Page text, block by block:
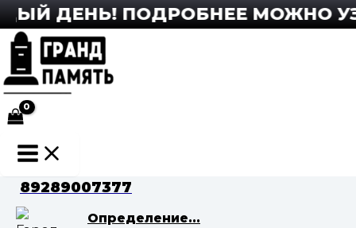
Перейти
к
содержимому
ДЕНЬ! ПОДРОБНЕЕ МОЖНО
Main
Menu
89289007377
Определение...